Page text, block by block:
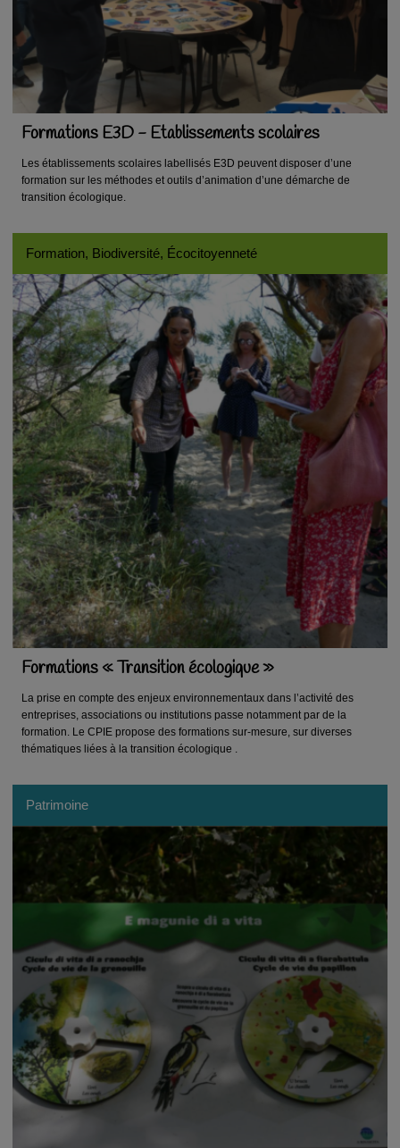
Formations E3D - Etablissements scolaires
Les établissements scolaires labellisés E3D peuvent disposer d’une
formation sur les méthodes et outils d’animation d’une démarche de
transition écologique.
Formation, Biodiversité, Écocitoyenneté
Formations « Transition écologique »
La prise en compte des enjeux environnementaux dans l’activité des
entreprises, associations ou institutions passe notamment par de la
formation. Le CPIE propose des formations sur-mesure, sur diverses
thématiques liées à la transition écologique .
Patrimoine